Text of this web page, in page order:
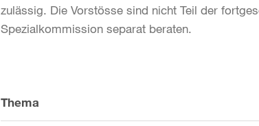
zulässig. Die Vorstösse sind nicht Teil der
Spezialkommission separat beraten.
Informationen
Thema